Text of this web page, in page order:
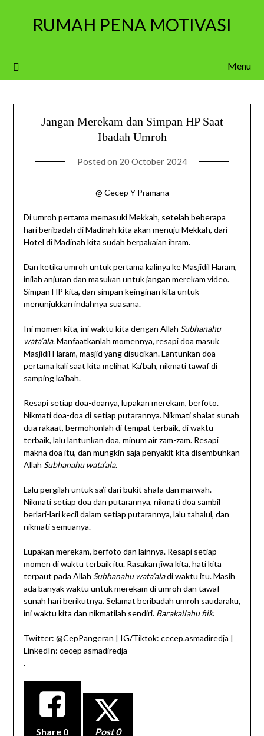
RUMAH PENA MOTIVASI
Menu
Jangan Merekam dan Simpan HP Saat
Ibadah Umroh
Posted on 20 October 2024
@ Cecep Y Pramana
Di umroh pertama memasuki Mekkah, setelah beberapa
hari beribadah di Madinah kita akan menuju Mekkah, dari
Hotel di Madinah kita sudah berpakaian ihram.
Dan ketika umroh untuk pertama kalinya ke Masjidil Haram,
inilah anjuran dan masukan untuk jangan merekam video.
Simpan HP kita, dan simpan keinginan kita untuk
menunjukkan indahnya suasana.
Ini momen kita, ini waktu kita dengan Allah Subhanahu
wata’ala. Manfaatkanlah momennya, resapi doa masuk
Masjidil Haram, masjid yang disucikan. Lantunkan doa
pertama kali saat kita melihat Ka’bah, nikmati tawaf di
samping ka’bah.
Resapi setiap doa-doanya, lupakan merekam, berfoto.
Nikmati doa-doa di setiap putarannya. Nikmati shalat sunah
dua rakaat, bermohonlah di tempat terbaik, di waktu
terbaik, lalu lantunkan doa, minum air zam-zam. Resapi
makna doa itu, dan mungkin saja penyakit kita disembuhkan
Allah Subhanahu wata’ala.
Lalu pergilah untuk sa’i dari bukit shafa dan marwah.
Nikmati setiap doa dan putarannya, nikmati doa sambil
berlari-lari kecil dalam setiap putarannya, lalu tahalul, dan
nikmati semuanya.
Lupakan merekam, berfoto dan lainnya. Resapi setiap
momen di waktu terbaik itu. Rasakan jiwa kita, hati kita
terpaut pada Allah Subhanahu wata’aladi waktu itu. Masih
ada banyak waktu untuk merekam di umroh dan tawaf
sunah hari berikutnya. Selamat beribadah umroh saudaraku,
ini waktu kita dan nikmatilah sendiri. Barakallahu fiik.
Twitter: @CepPangeran | IG/Tiktok: cecep.asmadiredja |
LinkedIn: cecep asmadiredja
.
Share 0 Post 0